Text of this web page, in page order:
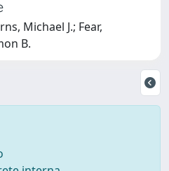
Michael J.; Fear,
B.